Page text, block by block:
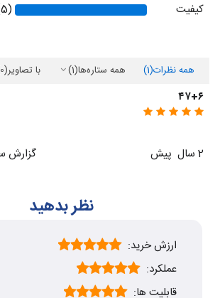
کیفیت
(5)
همه نظرات(1) همه ستاره‌ها(1) با تصاویر(0)
۴۷+۶
2 سال پیش گزارش
نظر بدهید
ارزش خرید:
عملکرد:
قابلیت ها: